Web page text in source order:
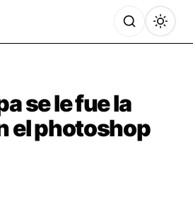
se le fue la
el photoshop